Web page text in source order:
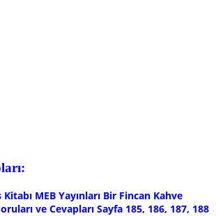
Kitabı MEB Yayınları Bir Fincan Kahve
ve Cevapları Sayfa 185, 186, 187, 188